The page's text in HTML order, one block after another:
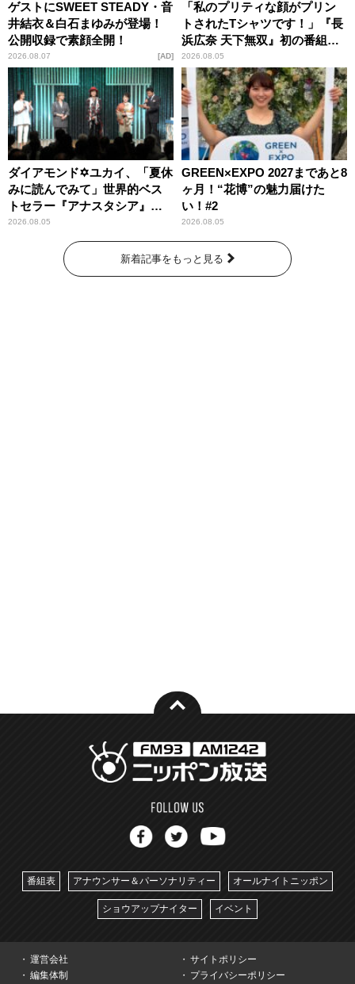
ゲストにSWEET STEADY・音
井結衣＆白石まゆみが登場！
公開収録で素顔全開！
2026.08.07 AD
「私のプリティな顔がプリン
トされたTシャツです！」『長
浜広奈 天下無双』初の番組グ
ッズ発売
2026.08.05
ダイアモンド✡ユカイ、「夏休
みに読んでみて」世界的ベス
トセラー『アナスタシア』を
紹介
2026.08.05
GREEN×EXPO 2027まであと8
ヶ月！“花博”の魅力届けた
い！#2
2026.08.05
新着記事をもっと見る
番組表 アナウンサー＆パーソナリティー オールナイトニッポン
ショウアップナイター イベント
運営会社
サイトポリシー
編集体制
プライバシーポリシー